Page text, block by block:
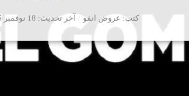
كتب عروض انفو آخر تحديث 18 نوفمبر 2025 - 8:34ص